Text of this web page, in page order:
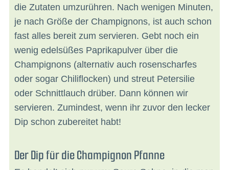
die Zutaten umzurühren. Nach wenigen Minuten,
je nach Größe der Champignons, ist auch schon
fast alles bereit zum servieren. Gebt noch ein
wenig edelsüßes Paprikapulver über die
Champignons (alternativ auch rosenscharfes
oder sogar Chiliflocken) und streut Petersilie
oder Schnittlauch drüber. Dann können wir
servieren. Zumindest, wenn ihr zuvor den lecker
Dip schon zubereitet habt!
Der Dip für die Champignon Pfanne